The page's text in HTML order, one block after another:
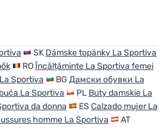
SK Dámske topánky La Sportiva
ROÎncălțăminte La Sportiva femei
Sportiva BG Дамски обувки La
La Sportiva PL Buty damskie La
da donna ES Calzado mujer La
homme La Sportiva
AT